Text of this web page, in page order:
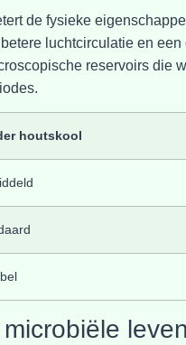
de fysieke
luchtcirculatie en
reservoirs die
houtskool
leven